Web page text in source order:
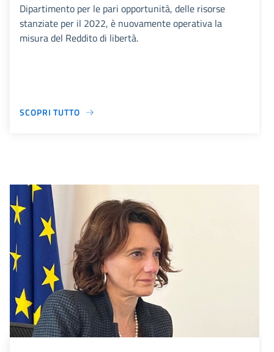
Dipartimento per le pari opportunità, delle risorse
stanziate per il 2022, è nuovamente operativa la
misura del Reddito di libertà.
SCOPRI TUTTO